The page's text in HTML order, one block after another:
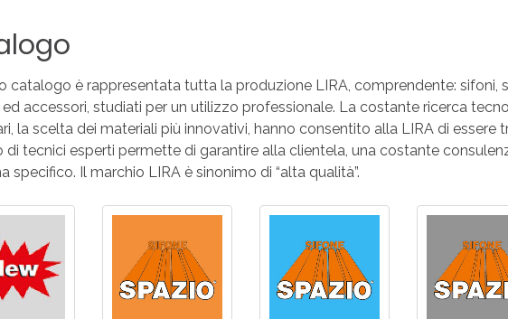
BAGNO INDUSTRIA
PER
DISABILI
PILETTE ACCESSORI
PER
DISABILI
PILETTE ACCESSORI
NOVITÀ 2025
catalogo è rappresentata tutta la produzione LIRA, comprendente: sifoni,
accessori, studiati per un utilizzo professionale. La costante ricerca
la scelta dei materiali più innovativi, hanno consentito alla LIRA di essere
di tecnici esperti permette di garantire alla clientela, una costante
specifico. Il marchio LIRA è sinonimo di “alta qualità”.